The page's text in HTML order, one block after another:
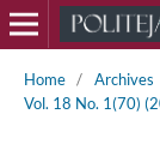
Home / Archives
Vol. 18 No. 1(70)